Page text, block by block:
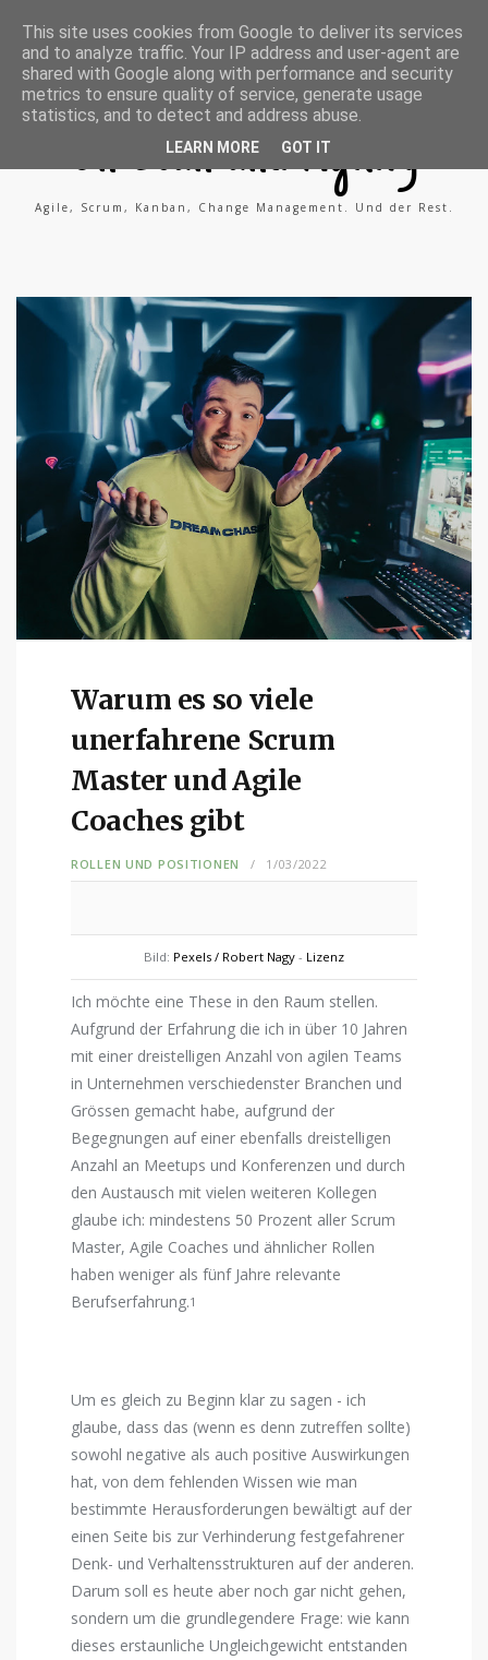
A
g
i
l
e
P
s
X
n
g
L
i
n
k
e
d
On Lean and Agility
Agile, Scrum, Kanban, Change Management. Und der Rest.
Warum es so viele
unerfahrene Scrum
Master und Agile
Coaches gibt
ROLLEN UND POSITIONEN 1/03/2022
Bild: Pexels / Robert Nagy - Lizenz
Ich möchte eine These in den Raum stellen.
Aufgrund der Erfahrung die ich in über 10 Jahren
mit einer dreistelligen Anzahl von agilen Teams
in Unternehmen verschiedenster Branchen und
Grössen gemacht habe, aufgrund der
Begegnungen auf einer ebenfalls dreistelligen
Anzahl an Meetups und Konferenzen und durch
den Austausch mit vielen weiteren Kollegen
glaube ich: mindestens 50 Prozent aller Scrum
Master, Agile Coaches und ähnlicher Rollen
haben weniger als fünf Jahre relevante
Berufserfahrung.1
Um es gleich zu Beginn klar zu sagen - ich
glaube, dass das (wenn es denn zutreffen sollte)
sowohl negative als auch positive Auswirkungen
hat, von dem fehlenden Wissen wie man
bestimmte Herausforderungen bewältigt auf der
einen Seite bis zur Verhinderung festgefahrener
Denk- und Verhaltensstrukturen auf der anderen.
Darum soll es heute aber noch gar nicht gehen,
sondern um die grundlegendere Frage: wie kann
dieses erstaunliche Ungleichgewicht entstanden
This site uses cookies from Google to deliver its services
and to analyze traffic. Your IP address and user-agent are
shared with Google along with performance and security
metrics to ensure quality of service, generate usage
statistics, and to detect and address abuse.
LEARN MORE GOT IT